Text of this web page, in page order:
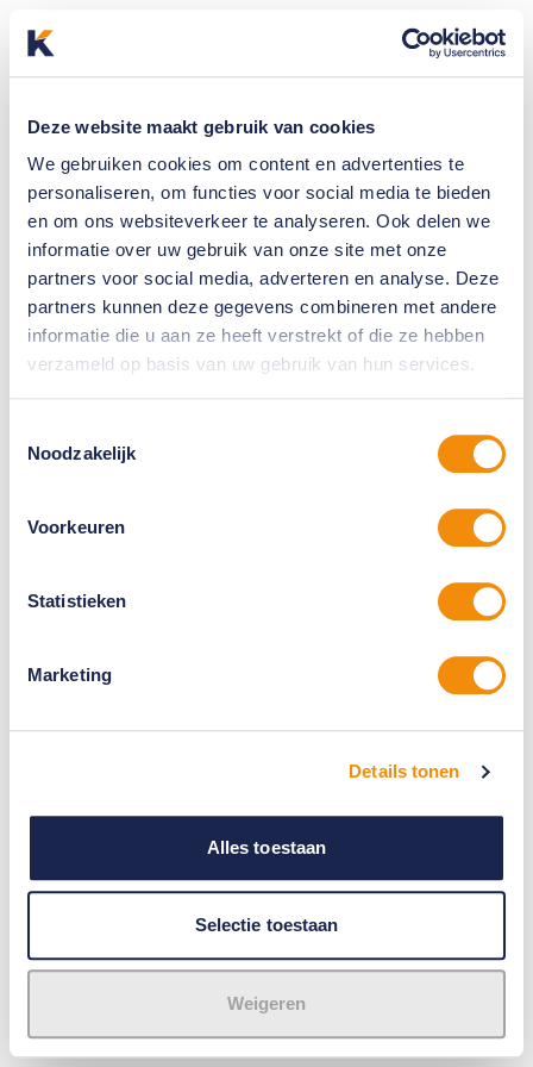
Deze website maakt gebruik van cookies
We gebruiken cookies om content en advertenties te
personaliseren, om functies voor social media te bieden
en om ons websiteverkeer te analyseren. Ook delen we
informatie over uw gebruik van onze site met onze
partners voor social media, adverteren en analyse. Deze
partners kunnen deze gegevens combineren met andere
informatie die u aan ze heeft verstrekt of die ze hebben
verzameld op basis van uw gebruik van hun services.
Noodzakelijk
Voorkeuren
Statistieken
Marketing
Details tonen
Alles toestaan
Selectie toestaan
Weigeren